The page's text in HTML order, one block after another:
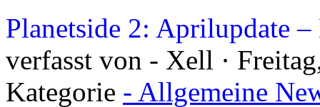
Planetside 2: Aprilupdate
verfasst von - Xell ·
Kategorie - Allgemeine